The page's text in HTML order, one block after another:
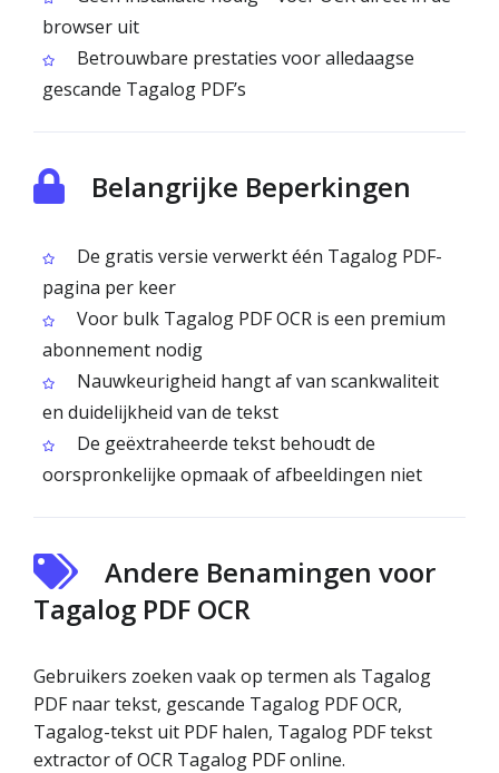
browser uit
Betrouwbare prestaties voor alledaagse
gescande Tagalog PDF’s
Belangrijke Beperkingen
De gratis versie verwerkt één Tagalog PDF-
pagina per keer
Voor bulk Tagalog PDF OCR is een premium
abonnement nodig
Nauwkeurigheid hangt af van scankwaliteit
en duidelijkheid van de tekst
De geëxtraheerde tekst behoudt de
oorspronkelijke opmaak of afbeeldingen niet
Andere Benamingen voor
Tagalog PDF OCR
Gebruikers zoeken vaak op termen als Tagalog
PDF naar tekst, gescande Tagalog PDF OCR,
Tagalog-tekst uit PDF halen, Tagalog PDF tekst
extractor of OCR Tagalog PDF online.